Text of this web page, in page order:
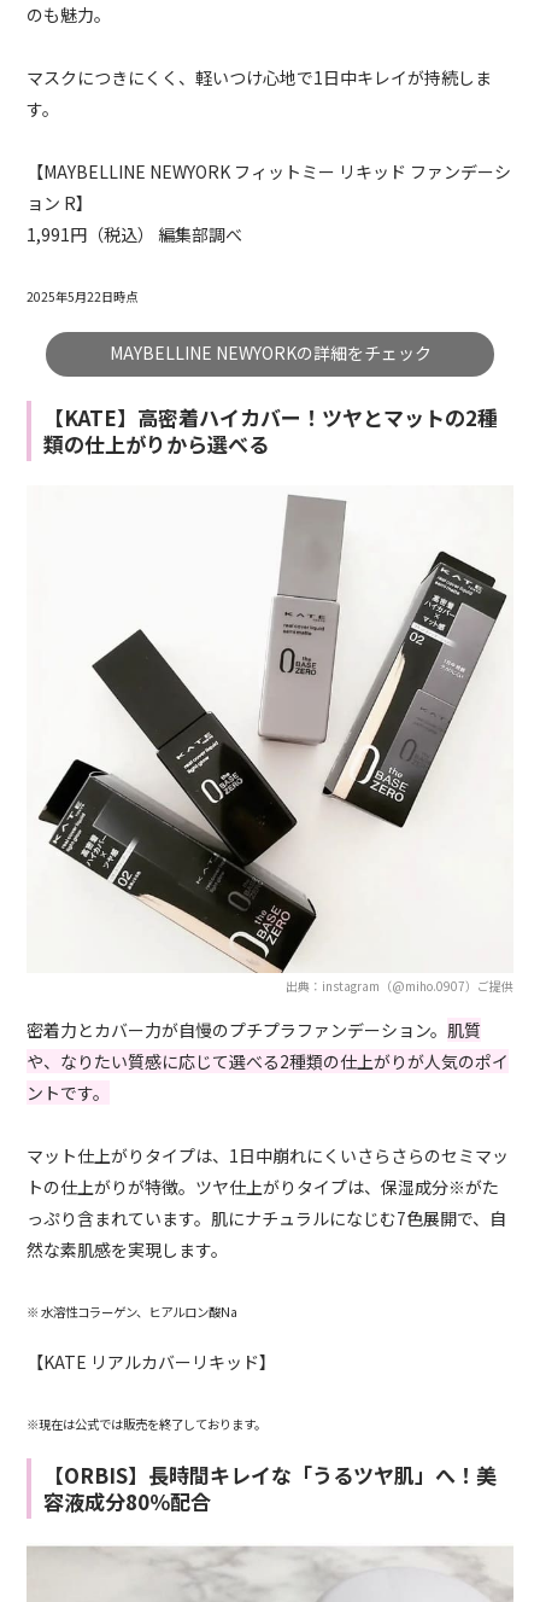
のも魅力。
マスクにつきにくく、軽いつけ心地で1日中キレイが持続しま
す。
【MAYBELLINE NEWYORK フィットミー リキッド ファンデーシ
ョン R】
1,991円（税込） 編集部調べ
2025年5月22日時点
MAYBELLINE NEWYORKの詳細をチェック
【KATE】高密着ハイカバー！ツヤとマットの2種
類の仕上がりから選べる
出典：instagram（@miho.0907）ご提供
密着力とカバー力が自慢のプチプラファンデーション。 肌質
や、なりたい質感に応じて選べる2種類の仕上がりが人気のポイ
ントです。
マット仕上がりタイプは、1日中崩れにくいさらさらのセミマッ
トの仕上がりが特徴。ツヤ仕上がりタイプは、保湿成分※がた
っぷり含まれています。肌にナチュラルになじむ7色展開で、自
然な素肌感を実現します。
※ 水溶性コラーゲン、ヒアルロン酸Na
【KATE リアルカバーリキッド】
※現在は公式では販売を終了しております。
【ORBIS】長時間キレイな「うるツヤ肌」へ！美
容液成分80％配合